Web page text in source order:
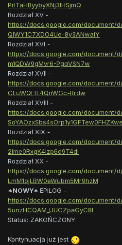
PrITaHByybyXNj3IHSjmQ
Rozdział XV -
https://docs.google.com/document/d/
QlWY1C7XDO4Ue-8y3ANwaiY
Rozdział XVI -
https://docs.google.com/document/d/
m1QDW9gMvr6-PgqVSN7w
Rozdział XVII -
https://docs.google.com/document/
CEuWQFtE4QnWGc-Rrdw
Rozdział XVIII -
https://docs.google.com/document/d/
Rozdział XIX -
https://docs.google.com/document/
2Ime0RxgK4Izp6d9T4dI
Rozdział XX -
https://docs.google.com/document/d/
LmM1ojLBW0eWubm5Mr9hzM
*NOWY* EPILOG -
https://docs.google.com/document/d/
5unzHCQAM_UUCZpaGyC8I
Status: ZAKOŃCZONY.
Kontynuacja już jest